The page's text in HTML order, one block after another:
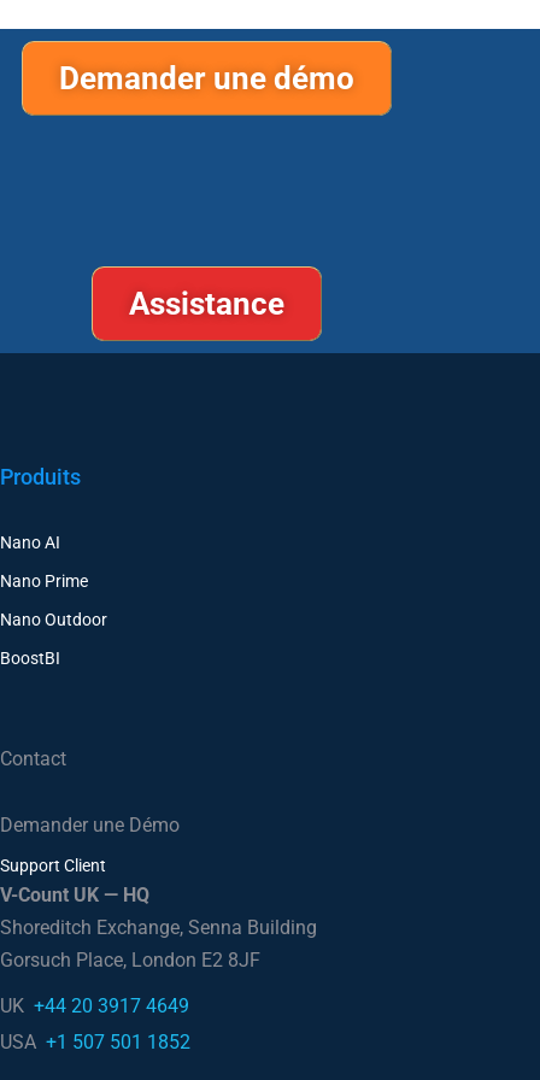
Demander une démo
Assistance
Produits
Nano AI
Nano Prime
Nano Outdoor
BoostBI
Contact
Demander une Démo
Support Client
V-Count UK — HQ
Shoreditch Exchange, Senna Building
Gorsuch Place, London E2 8JF
UK +44 20 3917 4649
USA +1 507 501 1852